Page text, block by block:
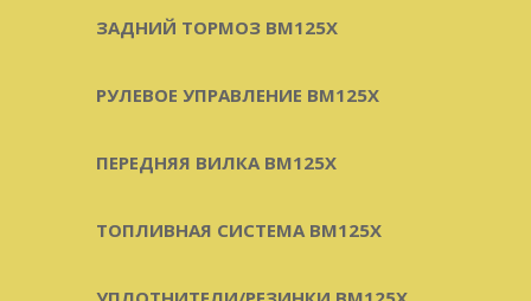
ЗАДНИЙ ТОРМОЗ BM125X
РУЛЕВОЕ УПРАВЛЕНИЕ BM125X
ПЕРЕДНЯЯ ВИЛКА BM125X
ТОПЛИВНАЯ СИСТЕМА BM125X